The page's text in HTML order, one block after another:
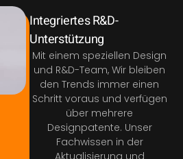
Integriertes R&D-
Unterstützung
Mit einem speziellen Design
und R&D-Team, Wir bleiben
den Trends immer einen
Schritt voraus und verfügen
über mehrere
Designpatente. Unser
Fachwissen in der
Aktualisierung und